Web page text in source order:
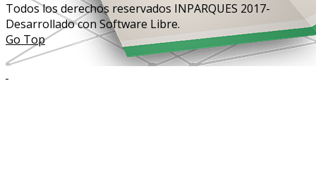
Todos los derechos reservados INPARQUES 2017-
Desarrollado con Software Libre.
Go Top